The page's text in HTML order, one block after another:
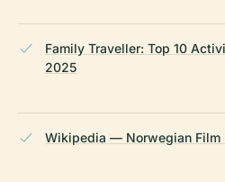
Family Traveller: Top 10
2025
Wikipedia — Norwegian Film